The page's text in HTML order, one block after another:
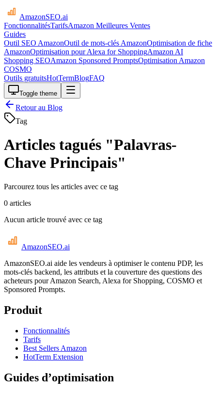
AmazonSEO.ai
FonctionnalitésTarifsAmazon Meilleures Ventes
Guides
Outil SEO AmazonOutil de mots-clés AmazonOptimisation de fiche
AmazonOptimisation pour Alexa for ShoppingAmazon AI
Shopping SEOAmazon Sponsored PromptsOptimisation Amazon
COSMO
Outils gratuitsHotTermBlogFAQ
Toggle theme
Retour au Blog
Tag
Articles tagués "Palavras-
Chave Principais"
Parcourez tous les articles avec ce tag
0 articles
Aucun article trouvé avec ce tag
AmazonSEO.ai
AmazonSEO.ai aide les vendeurs à optimiser le contenu PDP, les
mots-clés backend, les attributs et la couverture des questions des
acheteurs pour Amazon Search, Alexa for Shopping, COSMO et
Sponsored Prompts.
Produit
Fonctionnalités
Tarifs
Best Sellers Amazon
HotTerm Extension
Guides d’optimisation